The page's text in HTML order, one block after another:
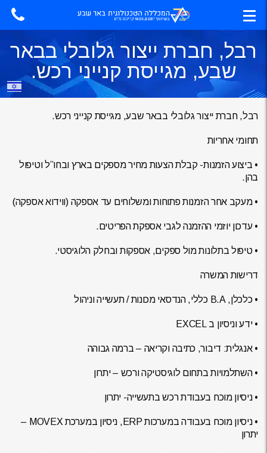
רבל, חברת ייצור גלובלי בבאר
שבע, מגייסת קנייני רכש.
רבל, חברת ייצור גלובלי בבאר שבע, מגייסת קנייני רכש.
תחומי אחריות
• ביצוע הזמנות- קבלת הצעות מחיר מספקים בארץ ובחו”ל וטיפול
בהן.
• מעקב אחר הזמנות פתוחות ומשלוחים עד אספקה (ווידוא אספקה)
• עדכון יוזמי ההזמנה לגבי אספקת הפריטים.
• טיפול בתלונות מול ספקים, אספקות ובחלק הלוגיסטי.
דרישות המשרה
• כלכלן, B.A כללי, הנדסאי מכונות / תעשייה וניהול
• ידע וניסיון ב EXCEL
• אנגלית: דיבור, כתיבה וקריאה – ברמה גבוהה
• השתלמויות בתחום לוגיסטיקה ורכש – יתרון
• ניסיון מוכח בעבודת רכש בתעשייה- יתרון
• ניסיון מוכח בעבודה במערכות ERP, ניסיון במערכת MOVEX –
יתרון